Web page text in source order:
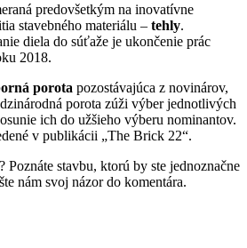
predovšetkým na inovatívne
stavebného materiálu – tehly.
diela do súťaže je ukončenie prác
2018.
porota pozostávajúca z novinárov,
porota zúži výber jednotlivých
ich do užšieho výberu nominantov.
v publikácii „The Brick 22“.
Poznáte stavbu, ktorú by ste jednoznačne
nám svoj názor do komentára.